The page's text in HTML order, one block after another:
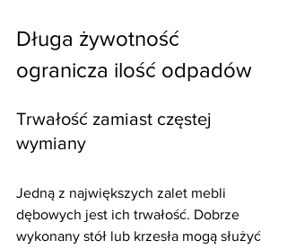
Długa żywotność
ogranicza ilość odpadów
Trwałość zamiast częstej
wymiany
Jedną z największych zalet mebli
dębowych jest ich trwałość. Dobrze
wykonany stół lub krzesła mogą służyć